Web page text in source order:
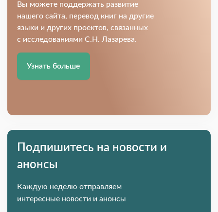
Вы можете поддержать развитие
нашего сайта, перевод книг на другие
языки и других проектов, связанных
с исследованиями С.Н. Лазарева.
Узнать больше
Подпишитесь на новости и
анонсы
Каждую неделю отправляем
интересные новости и анонсы